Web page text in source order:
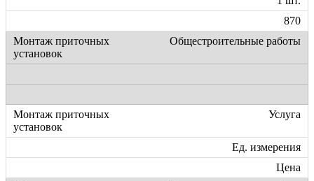
870
Общестроительные работы
Услуга
Ед. измерения
Цена